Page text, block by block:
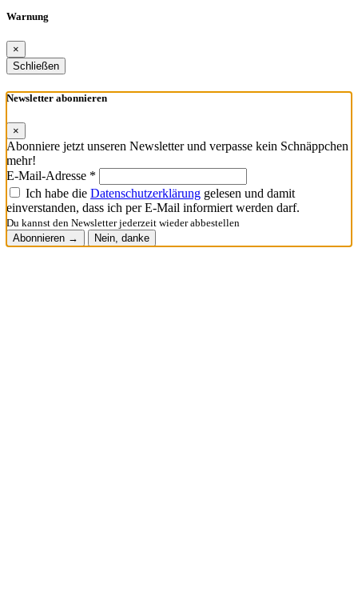
Warnung
×
Schließen
Newsletter abonnieren
×
Abonniere jetzt unseren Newsletter und verpasse kein Schnäppchen
mehr!
E-Mail-Adresse *
Ich habe die Datenschutzerklärung gelesen und damit
einverstanden, dass ich per E-Mail informiert werden darf.
Du kannst den Newsletter jederzeit wieder abbestellen
Abonnieren →
Nein, danke